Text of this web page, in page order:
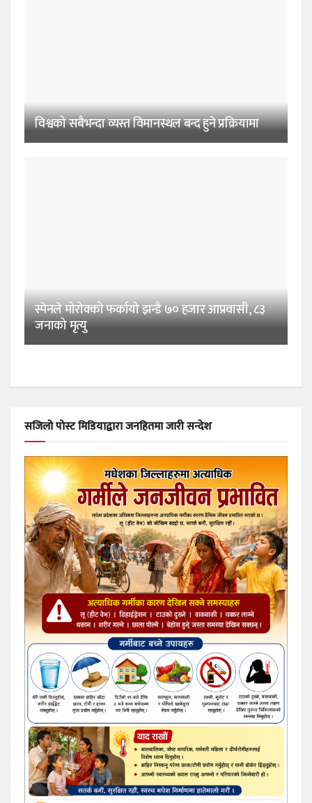
विश्वको सबैभन्दा व्यस्त विमानस्थल बन्द हुने प्रक्रियामा
स्पेनले मोरोक्को फर्कायो झन्डै ७० हजार आप्रवासी, ८३
जनाको मृत्यु
सजिलो पोस्ट मिडियाद्वारा जनहितमा जारी सन्देश